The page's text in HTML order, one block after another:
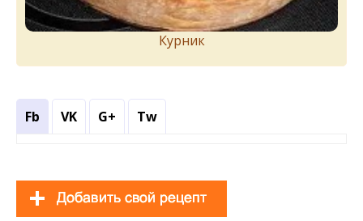
Курник
Fb VK G+ Tw